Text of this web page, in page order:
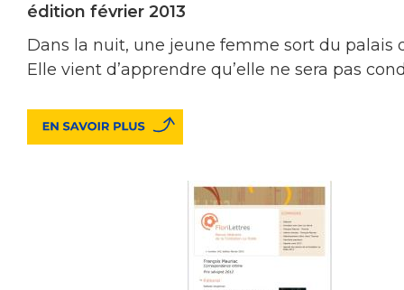
édition février 2013
Dans la nuit, une jeune femme sort du palais
Elle vient d’apprendre qu’elle ne sera pas